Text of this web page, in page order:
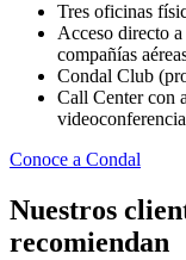
Tres oficinas
Acceso directo a
compañías
Condal Club
Call Center con
videoconferencia
Conoce a Condal
Nuestros
recomiendan